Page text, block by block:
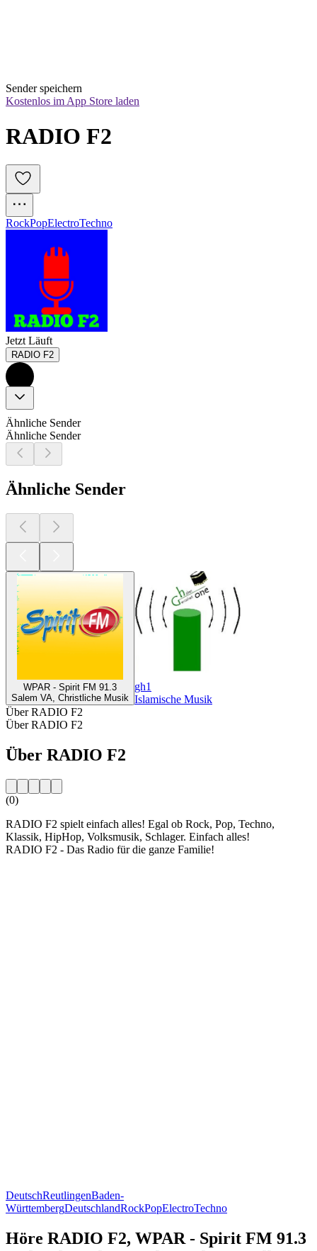
Sender speichern
Kostenlos im App Store laden
RADIO F2
RockPopElectroTechno
Jetzt Läuft
RADIO F2
Ähnliche Sender
Ähnliche Sender
Ähnliche Sender
WPAR - Spirit FM 91.3
Salem VA, Christliche Musik
gh1
Islamische Musik
Über RADIO F2
Über RADIO F2
Über RADIO F2
(0)
RADIO F2 spielt einfach alles! Egal ob Rock, Pop, Techno,
Klassik, HipHop, Volksmusik, Schlager. Einfach alles!
RADIO F2 - Das Radio für die ganze Familie!
DeutschReutlingenBaden-
WürttembergDeutschlandRockPopElectroTechno
Höre RADIO F2, WPAR - Spirit FM 91.3